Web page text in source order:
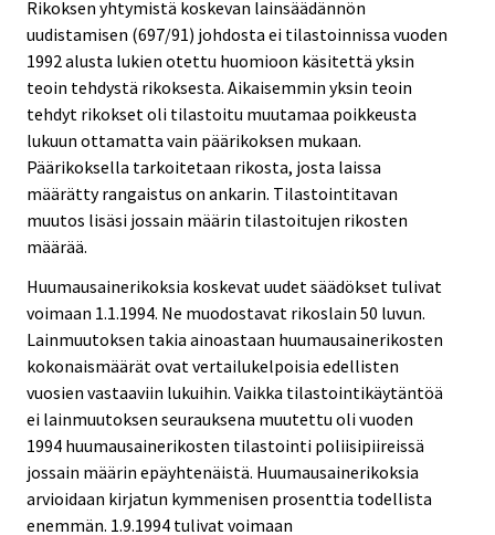
Rikoksen yhtymistä koskevan lainsäädännön
uudistamisen (697/91) johdosta ei tilastoinnissa vuoden
1992 alusta lukien otettu huomioon käsitettä yksin
teoin tehdystä rikoksesta. Aikaisemmin yksin teoin
tehdyt rikokset oli tilastoitu muutamaa poikkeusta
lukuun ottamatta vain päärikoksen mukaan.
Päärikoksella tarkoitetaan rikosta, josta laissa
määrätty rangaistus on ankarin. Tilastointitavan
muutos lisäsi jossain määrin tilastoitujen rikosten
määrää.
Huumausainerikoksia koskevat uudet säädökset tulivat
voimaan 1.1.1994. Ne muodostavat rikoslain 50 luvun.
Lainmuutoksen takia ainoastaan huumausainerikosten
kokonaismäärät ovat vertailukelpoisia edellisten
vuosien vastaaviin lukuihin. Vaikka tilastointikäytäntöä
ei lainmuutoksen seurauksena muutettu oli vuoden
1994 huumausainerikosten tilastointi poliisipiireissä
jossain määrin epäyhtenäistä. Huumausainerikoksia
arvioidaan kirjatun kymmenisen prosenttia todellista
enemmän. 1.9.1994 tulivat voimaan